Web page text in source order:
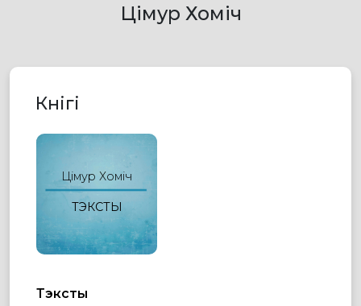
Цімур Хоміч
Кнігі
Цімур Хоміч
ТЭКСТЫ
Тэксты